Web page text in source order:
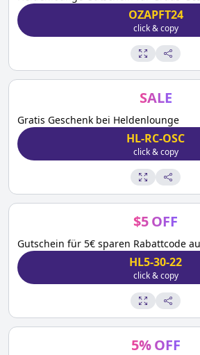
OZAPFT24
click & copy
SALE
Gratis Geschenk bei Heldenlounge
HL-RC-OSC
click & copy
$5OFF
Gutschein für 5€ sparen Rabattcode
HL5-30-22
click & copy
5% OFF